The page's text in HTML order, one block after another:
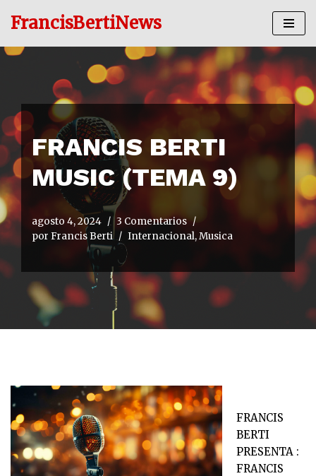
al
FrancisBertiNews
FRANCIS BERTI
MUSIC (TEMA 9)
agosto 4, 2024
3 Comentarios
por Francis Berti Internacional,Musica
FRANCIS
BERTI
PRESENTA :
FRANCIS